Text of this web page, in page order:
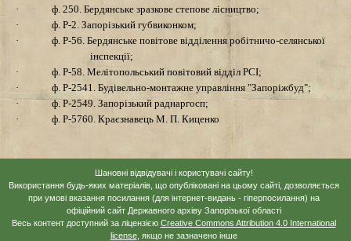
·
ф. 250. Бердянське зразкове степове лісництво;
·
ф. Р-2. Запорізький губвиконком;
·
ф. Р-56. Бердянське повітове вiддiлення робітничо-селянської
iнспекцiї;
·
ф. Р-58. Мелітопольський повітовий вiддiл РСІ;
·
ф. Р-2541. Будівельно-монтажне управління "Запорiжбуд";
·
ф. Р-2549. Запорізький раднаргосп;
·
ф. Р-5760. Краєзнавець М. П. Киценко
Шановні відвідувачі і користувачі сайту!
Використання будь-яких матеріалів, що опубліковані на цьому сайті, дозволяється
при умові вказання посилання (для інтернет-видань - гіперпосилання) на
офіційний сайт Державного архіву Запорізької області
Весь контент доступний за ліцензією Creative Commons Attribution 4.0 International
license, якщо не зазначено інше